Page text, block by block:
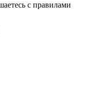
с правилами